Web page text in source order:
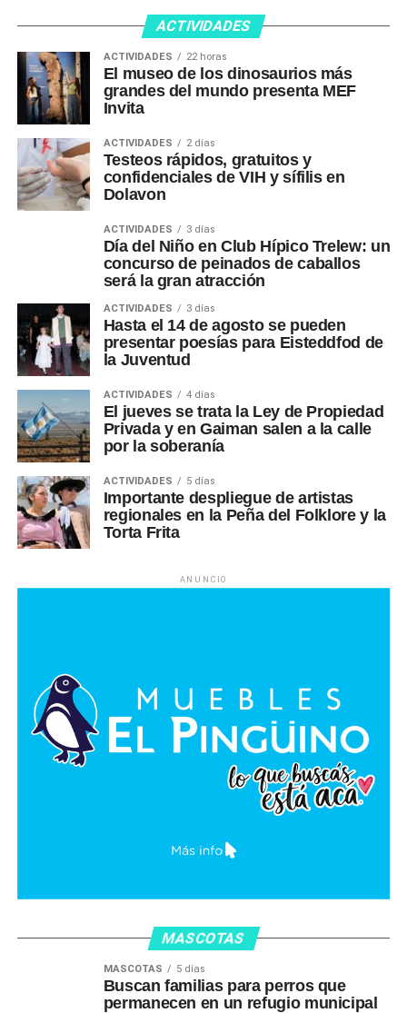
ACTIVIDADES
ACTIVIDADES 22 horas
El museo de los dinosaurios más
grandes del mundo presenta MEF
Invita
ACTIVIDADES 2 días
Testeos rápidos, gratuitos y
confidenciales de VIH y sífilis en
Dolavon
ACTIVIDADES 3 días
Día del Niño en Club Hípico Trelew: un
concurso de peinados de caballos
será la gran atracción
ACTIVIDADES 3 días
Hasta el 14 de agosto se pueden
presentar poesías para Eisteddfod de
la Juventud
ACTIVIDADES 4 días
El jueves se trata la Ley de Propiedad
Privada y en Gaiman salen a la calle
por la soberanía
ACTIVIDADES 5 días
Importante despliegue de artistas
regionales en la Peña del Folklore y la
Torta Frita
ANUNCIO
MASCOTAS
MASCOTAS 5 días
Buscan familias para perros que
permanecen en un refugio municipal